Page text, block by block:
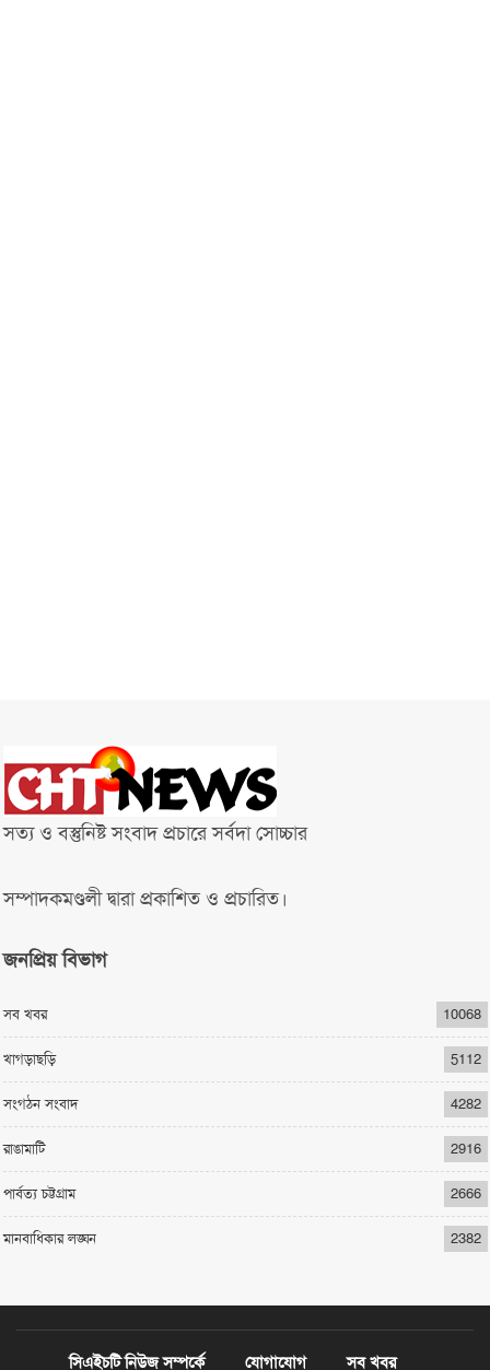
সত্য ও বস্তুনিষ্ট সংবাদ প্রচারে সর্বদা সোচ্চার
সম্পাদকমণ্ডলী দ্বারা প্রকাশিত ও প্রচারিত।
জনপ্রিয় বিভাগ
সব খবর 10068
খাগড়াছড়ি 5112
সংগঠন সংবাদ 4282
রাঙামাটি 2916
পার্বত্য চট্টগ্রাম 2666
মানবাধিকার লঙ্ঘন 2382
সিএইচটি নিউজ সম্পর্কে যোগাযোগ সব খবর